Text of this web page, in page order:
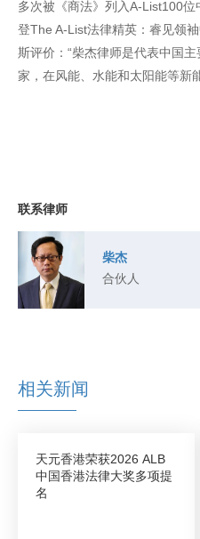
多次被《商法》列入A-List100
登The A-List法律精英：睿见领
斯评价：“柴杰律师是代表中国
家，在风能、水能和太阳能等新
联系律师
柴杰
合伙人
相关新闻
天元香港荣获2026 ALB
中国香港法律大奖多项提
名